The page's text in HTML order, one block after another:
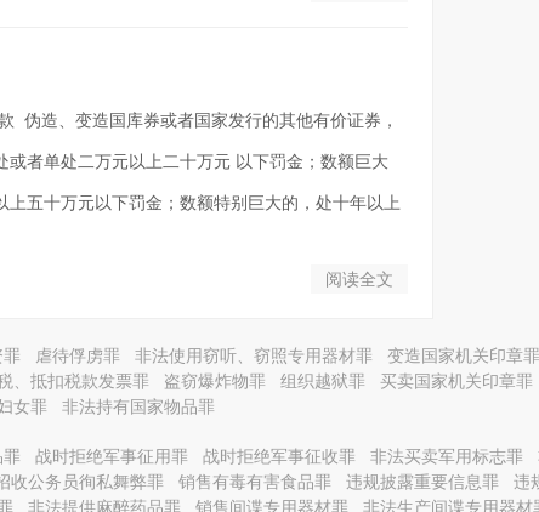
伪造、变造国库券或者国家发行的其他有价证券，
者单处二万元以上二十万元 以下罚金；数额巨大
五十万元以下罚金；数额特别巨大的，处十年以上
阅读全文
罪 虐待俘虏罪 非法使用窃听、窃照专用器材罪 变造国家机关印章罪
、抵扣税款发票罪 盗窃爆炸物罪 组织越狱罪 买卖国家机关印章罪
女罪 非法持有国家物品罪
罪 战时拒绝军事征用罪 战时拒绝军事征收罪 非法买卖军用标志罪
收公务员徇私舞弊罪 销售有毒有害食品罪 违规披露重要信息罪 违
非法提供麻醉药品罪 销售间谍专用器材罪 非法生产间谍专用器材